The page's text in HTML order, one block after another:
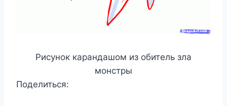
Рисунок карандашом из обитель зла
монстры
Поделиться: